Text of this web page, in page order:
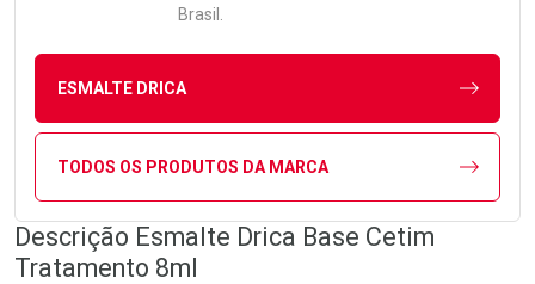
Brasil.
ESMALTE DRICA
TODOS OS PRODUTOS DA MARCA
Descrição Esmalte Drica Base Cetim
Tratamento 8ml